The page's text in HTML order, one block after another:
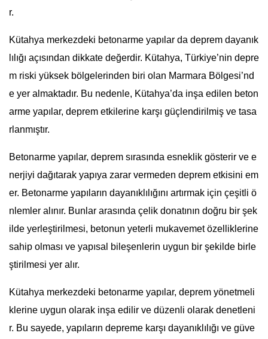
r.
Kütahya merkezdeki betonarme yapılar da deprem dayanık
lılığı açısından dikkate değerdir. Kütahya, Türkiye’nin depre
m riski yüksek bölgelerinden biri olan Marmara Bölgesi’nd
e yer almaktadır. Bu nedenle, Kütahya’da inşa edilen beton
arme yapılar, deprem etkilerine karşı güçlendirilmiş ve tasa
rlanmıştır.
Betonarme yapılar, deprem sırasında esneklik gösterir ve e
nerjiyi dağıtarak yapıya zarar vermeden deprem etkisini em
er. Betonarme yapıların dayanıklılığını artırmak için çeşitli ö
nlemler alınır. Bunlar arasında çelik donatının doğru bir şek
ilde yerleştirilmesi, betonun yeterli mukavemet özelliklerine
sahip olması ve yapısal bileşenlerin uygun bir şekilde birle
ştirilmesi yer alır.
Kütahya merkezdeki betonarme yapılar, deprem yönetmeli
klerine uygun olarak inşa edilir ve düzenli olarak denetleni
r. Bu sayede, yapıların depreme karşı dayanıklılığı ve güve